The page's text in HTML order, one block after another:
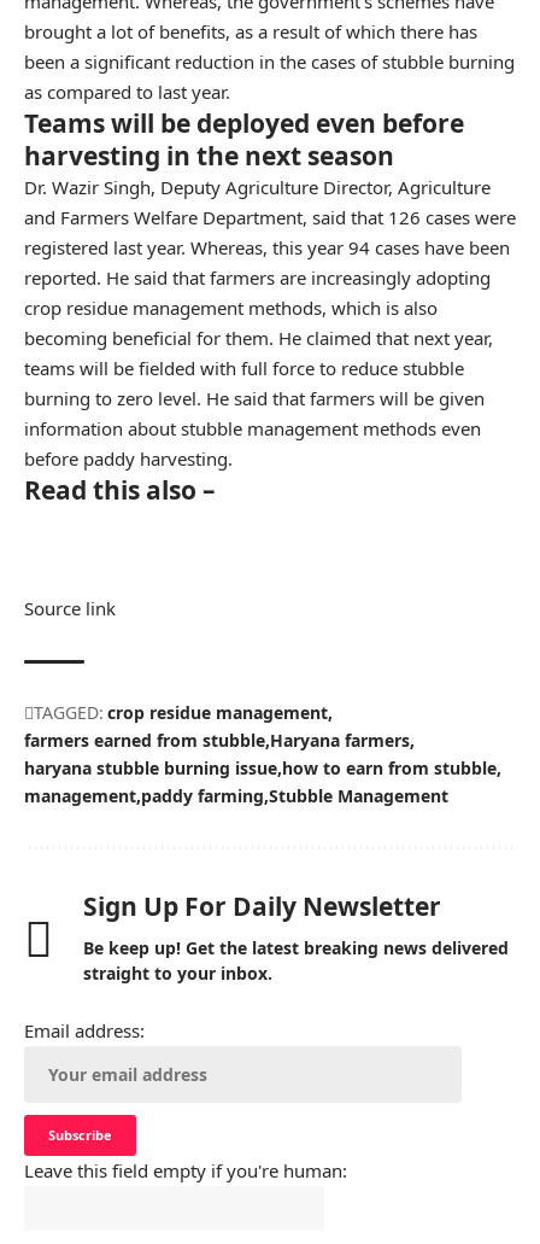
brought a lot of benefits, as a result of which there has
been a significant reduction in the cases of stubble burning
as compared to last year.
Teams will be deployed even before
harvesting in the next season
Dr. Wazir Singh, Deputy Agriculture Director, Agriculture
and Farmers Welfare Department, said that 126 cases were
registered last year. Whereas, this year 94 cases have been
reported. He said that farmers are increasingly adopting
crop residue management methods, which is also
becoming beneficial for them. He claimed that next year,
teams will be fielded with full force to reduce stubble
burning to zero level. He said that farmers will be given
information about stubble management methods even
before paddy harvesting.
Read this also –
Source link
TAGGED: crop residue management
farmers earned from stubble Haryana farmers
haryana stubble burning issue how to earn from stubble
management paddy farming Stubble Management
Sign Up For Daily Newsletter
Be keep up! Get the latest breaking news delivered
straight to your inbox.
Email address:
Leave this field empty if you're human: